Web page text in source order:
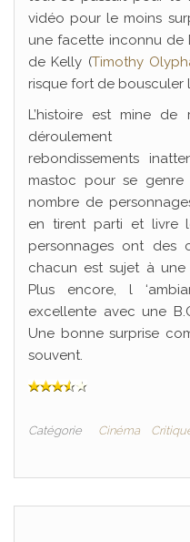
vidéo pour le moins
une facette inconnu de
de Kelly (Timothy
risque fort de bousculer
L’histoire est mine
déroulement
rebondissements
mastoc pour se
nombre de
en tirent parti et livre
personnages ont des
chacun est sujet à
Plus encore, l
excellente avec une
Une bonne surprise
souvent.
Catégorie Cinéma